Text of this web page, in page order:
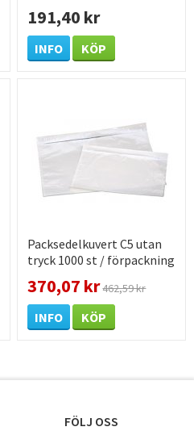
191,40 kr
INFO KÖP
Packsedelkuvert C5 utan
tryck 1000 st / förpackning
370,07 kr462,59 kr
INFO KÖP
FÖLJ OSS